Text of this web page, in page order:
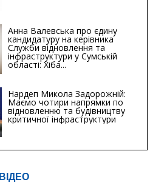
Анна Валевська про єдину
кандидатуру на керівника
Служби відновлення та
інфраструктури у Сумській
області: Хіба...
Нардеп Микола Задорожній:
Маємо чотири напрямки по
відновленню та будівництву
критичної інфраструктури
ВІДЕО